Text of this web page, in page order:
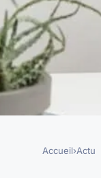
Accueil›Actu